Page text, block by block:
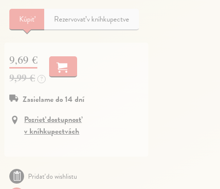
Kúpiť Rezervovať v kníhkupectve
9,69 €
9,99 € ?
Zasielame do 14 dní
Pozrieť dostupnosť
v kníhkupectvách
Pridať do wishlistu